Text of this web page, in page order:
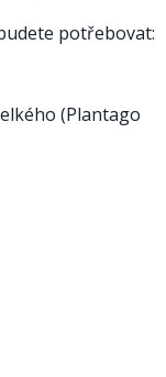
potřebovat:
(Plantago